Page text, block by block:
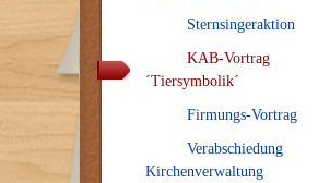
Sternsingeraktion
KAB-Vortrag
´Tiersymbolik´
Firmungs-Vortrag
Verabschiedung
Kirchenverwaltung